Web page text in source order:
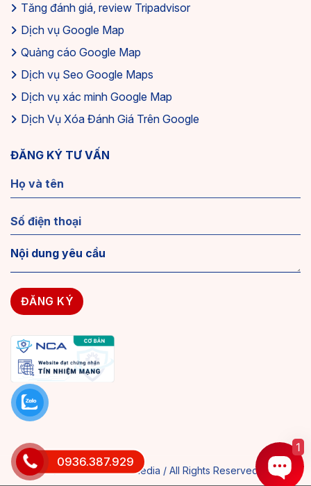
Tăng đánh giá, review Tripadvisor
Dịch vụ Google Map
Quảng cáo Google Map
Dịch vụ Seo Google Maps
Dịch vụ xác minh Google Map
Dịch Vụ Xóa Đánh Giá Trên Google
ĐĂNG KÝ TƯ VẤN
© 2018 MAXWEB Media / All Rights Reserved.
0936.387.929
1